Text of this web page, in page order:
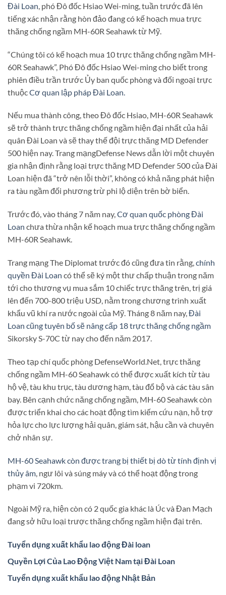
Đài Loan , phó Đô đốc Hsiao Wei-ming, tuần trước đã lên
tiếng xác nhận rằng hòn đảo đang có kế hoạch mua trực
thăng chống ngầm MH-60R Seahawk từ Mỹ.
“Chúng tôi có kế hoạch mua 10 trực thăng chống ngầm MH-
60R Seahawk”, Phó Đô đốc Hsiao Wei-ming cho biết trong
phiên điều trần trước Ủy ban quốc phòng và đối ngoại trực
thuộcCơ quan lập pháp Đài Loan.
Nếu mua thành công, theo Đô đốc Hsiao, MH-60R Seahawk
sẽ trở thành trực thăng chống ngầm hiện đại nhất của hải
quân Đài Loan và sẽ thay thế đội trực thăng MD Defender
500 hiện nay. Trang mạngDefense News dẫn lời một chuyên
gia nhận định rằng loại trực thăng MD Defender 500 của Đài
Loan hiện đã “trở nên lỗi thời”, không có khả năng phát hiện
ra tàu ngầm đối phương trừ phi lộ diện trên bờ biển.
Trước đó, vào tháng 7 năm nay,Cơ quan quốc phòng Đài
Loan chưa thừa nhận kế hoạch mua trực thăng chống ngầm
MH-60R Seahawk.
Trang mạng The Diplomat trước đó cũng đưa tin rằng,chính
quyền Đài Loan có thể sẽ ký một thư chấp thuận trong năm
tới cho thương vụ mua sắm 10 chiếc trực thăng trên, trị giá
lên đến 700-800 triệu USD, nằm trong chương trình xuất
khẩu vũ khí ra nước ngoài của Mỹ. Tháng 8 năm nay,Đài
Loan cũng tuyên bố sẽ nâng cấp 18 trực thăng chống ngầm
Sikorsky S-70C từ nay cho đến năm 2017.
Theo tạp chí quốc phòng DefenseWorld.Net, trực thăng
chống ngầm MH-60 Seahawk có thể được xuất kích từ tàu
hộ vệ, tàu khu trục, tàu dương hạm, tàu đổ bộ và các tàu sân
bay. Bên cạnh chức năng chống ngầm, MH-60 Seahawk còn
được triển khai cho các hoạt động tìm kiếm cứu nạn, hỗ trợ
hỏa lực cho lực lượng hải quân, giám sát, hậu cần và chuyên
chở nhân sự.
MH-60 Seahawk còn được trang bị thiết bị dò từ tính định vị
thủy âm , ngư lôi và súng máy và có thể hoạt động trong
phạm vi 720km.
Ngoài Mỹ ra, hiện còn có 2 quốc gia khác là Úc và Đan Mạch
đang sở hữu loại trược thăng chống ngầm hiện đại trên.
Tuyển dụng xuất khẩu lao động Đài loan
Quyền Lợi Của Lao Động Việt Nam tại Đài Loan
Tuyển dụng xuất khẩu lao động Nhật Bản